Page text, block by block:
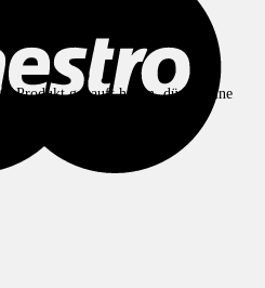
Produkt gekauft haben, dürfen eine